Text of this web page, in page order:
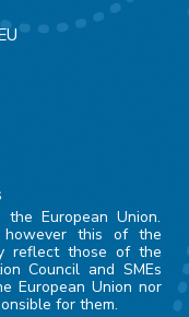
the European Union.
however this of the
reflect those of the
Council and SMEs
European Union nor
for them.